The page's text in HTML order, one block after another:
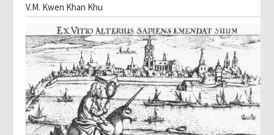
V.M. Kwen Khan Khu